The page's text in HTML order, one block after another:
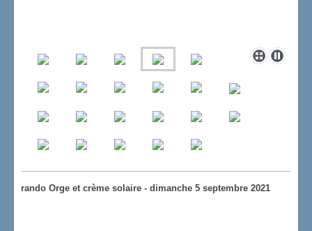
rando Orge et crème solaire - dimanche 5 septembre 2021